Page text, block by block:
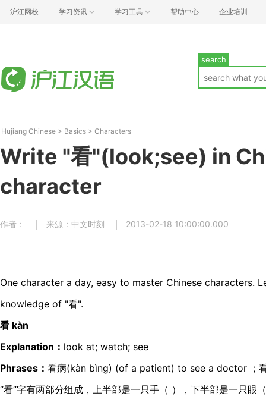
沪江网校 学习资讯 学习工具 帮助中心 企业培训
search
Hujiang Chinese > Basics > Characters
Write "看"(look;see) in
character
作者： 来源：中文时刻 2013-02-18 10:00:00.000
One character a day, easy to master Chinese characters.
knowledge of "看".
看 kàn
Explanation： look at; watch; see
Phrases： 看病(kàn bìng) (of a patient) to see a doctor ;
“看”字有两部分组成，上半部是一只手（ ），下半部是一只眼